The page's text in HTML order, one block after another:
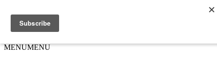
MENUMENU